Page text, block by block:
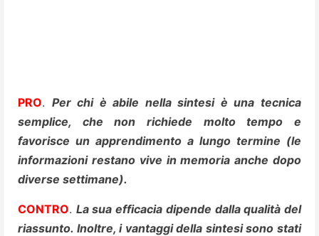
PRO. Per chi è abile nella sintesi è una tecnica
semplice, che non richiede molto tempo e
favorisce un apprendimento a lungo termine (le
informazioni restano vive in memoria anche dopo
diverse settimane).
CONTRO. La sua efficacia dipende dalla qualità del
riassunto. Inoltre, i vantaggi della sintesi sono stati